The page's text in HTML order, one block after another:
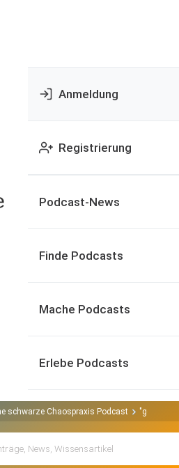
Anmeldung
Registrierung
Podcast-News
Finde Podcasts
Mache Podcasts
Erlebe Podcasts
schwarze Chaospraxis Podcast